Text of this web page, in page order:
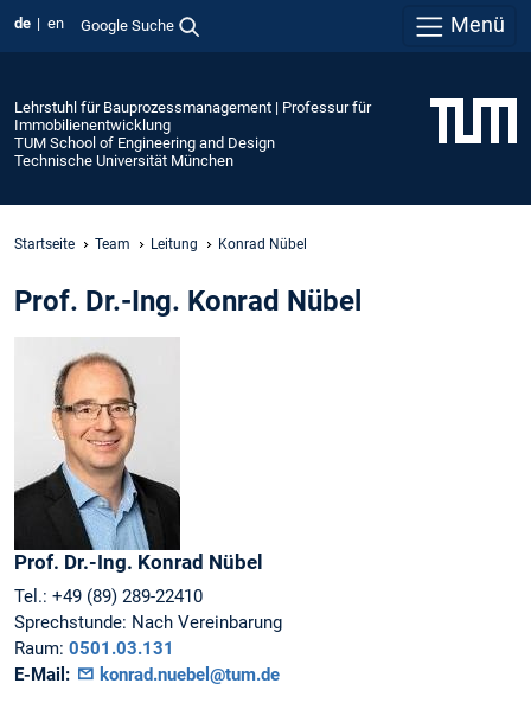
de en Google Suche Menü
Lehrstuhl für Bauprozessmanagement | Professur für
Immobilienentwicklung
TUM School of Engineering and Design
Technische Universität München
Startseite Team Leitung Konrad Nübel
Prof. Dr.-Ing. Konrad Nübel
Prof. Dr.-Ing. Konrad Nübel
Tel.: +49 (89) 289-22410
Sprechstunde: Nach Vereinbarung
Raum: 0501.03.131
E-Mail:
konrad.nuebel@tum.de